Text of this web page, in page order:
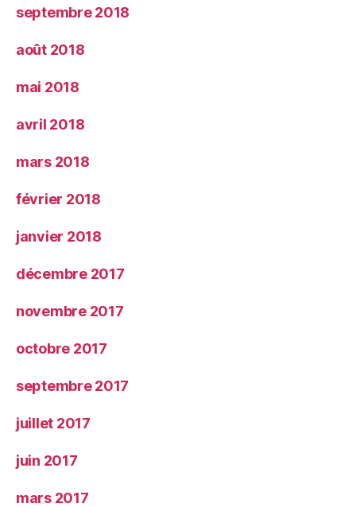
septembre 2018
août 2018
mai 2018
avril 2018
mars 2018
février 2018
janvier 2018
décembre 2017
novembre 2017
octobre 2017
septembre 2017
juillet 2017
juin 2017
mars 2017